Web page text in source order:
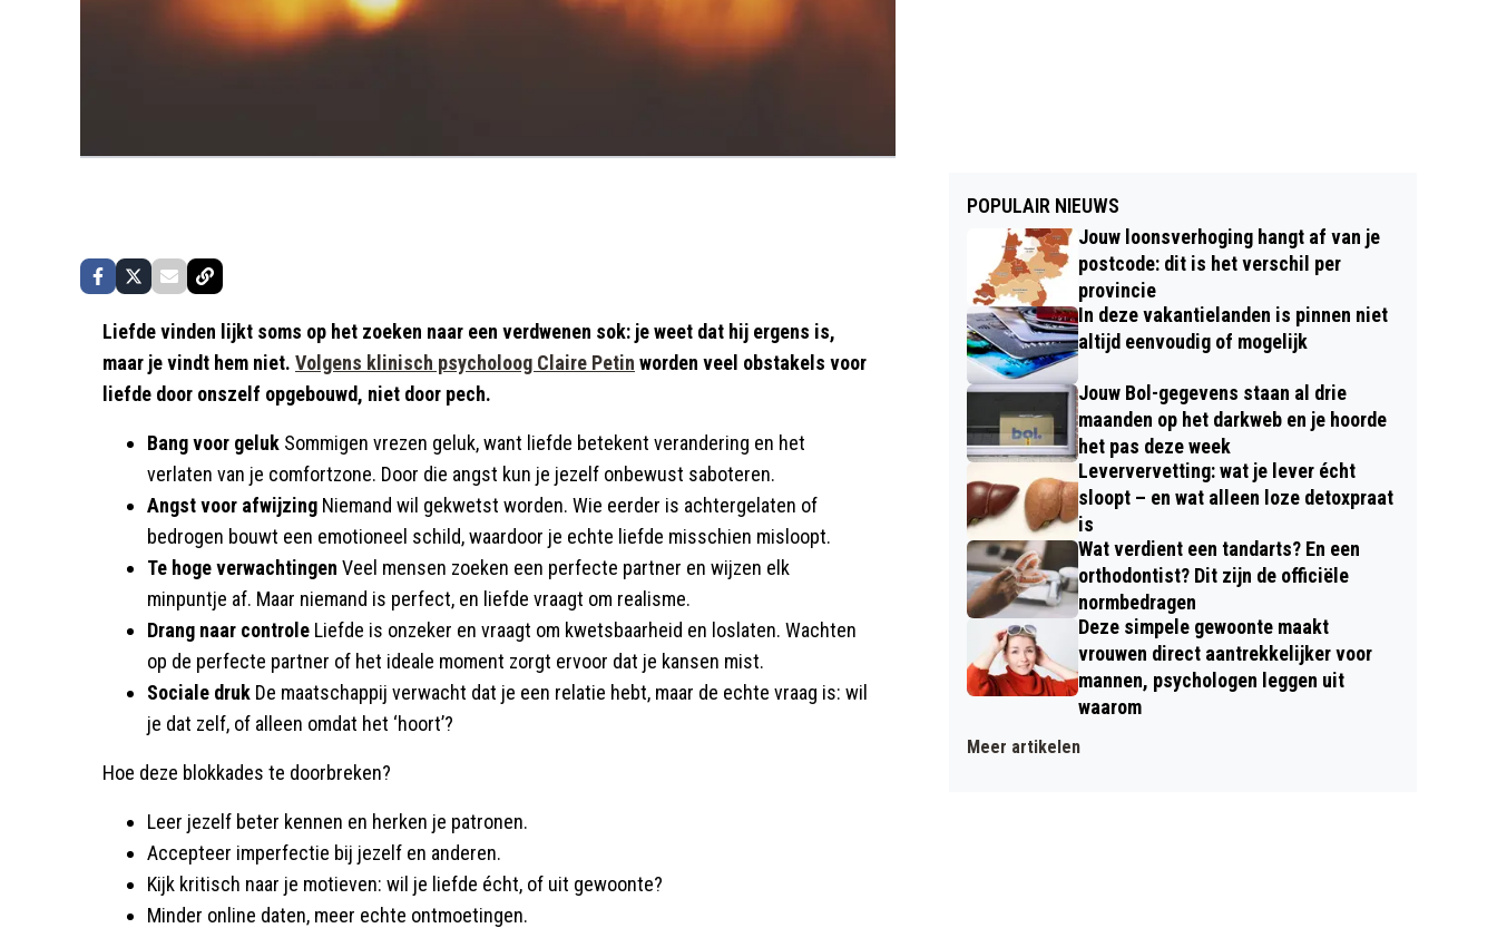
Liefde vinden lijkt soms op het zoeken naar een verdwenen sok: je weet dat hij ergens is,
maar je vindt hem niet. Volgens klinisch psycholoog Claire Petin worden veel obstakels voor
liefde door onszelf opgebouwd, niet door pech.
Bang voor geluk Sommigen vrezen geluk, want liefde betekent verandering en het
verlaten van je comfortzone. Door die angst kun je jezelf onbewust saboteren.
Angst voor afwijzing Niemand wil gekwetst worden. Wie eerder is achtergelaten of
bedrogen bouwt een emotioneel schild, waardoor je echte liefde misschien misloopt.
Te hoge verwachtingen Veel mensen zoeken een perfecte partner en wijzen elk
minpuntje af. Maar niemand is perfect, en liefde vraagt om realisme.
Drang naar controle Liefde is onzeker en vraagt om kwetsbaarheid en loslaten. Wachten
op de perfecte partner of het ideale moment zorgt ervoor dat je kansen mist.
Sociale druk De maatschappij verwacht dat je een relatie hebt, maar de echte vraag is: wil
je dat zelf, of alleen omdat het ‘hoort’?
Hoe deze blokkades te doorbreken?
Leer jezelf beter kennen en herken je patronen.
Accepteer imperfectie bij jezelf en anderen.
Kijk kritisch naar je motieven: wil je liefde écht, of uit gewoonte?
Minder online daten, meer echte ontmoetingen.
POPULAIR NIEUWS
Jouw loonsverhoging hangt af van je
postcode: dit is het verschil per
provincie
In deze vakantielanden is pinnen niet
altijd eenvoudig of mogelijk
Jouw Bol-gegevens staan al drie
maanden op het darkweb en je hoorde
het pas deze week
Leververvetting: wat je lever écht
sloopt – en wat alleen loze detoxpraat
is
Wat verdient een tandarts? En een
orthodontist? Dit zijn de officiële
normbedragen
Deze simpele gewoonte maakt
vrouwen direct aantrekkelijker voor
mannen, psychologen leggen uit
waarom
Meer artikelen